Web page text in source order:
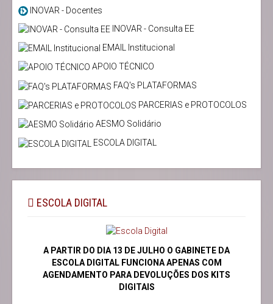
INOVAR - Docentes
INOVAR - Consulta EE
EMAIL Institucional
APOIO TÉCNICO
FAQ's PLATAFORMAS
PARCERIAS e PROTOCOLOS
AESMO Solidário
ESCOLA DIGITAL
ESCOLA DIGITAL
A PARTIR DO DIA 13 DE JULHO O GABINETE DA
ESCOLA DIGITAL FUNCIONA APENAS COM
AGENDAMENTO PARA DEVOLUÇÕES DOS KITS
DIGITAIS